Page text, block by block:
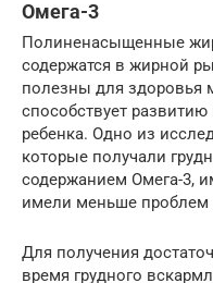
Омега-3
Полиненасыщенные
содержатся в жирной
полезны для здоровья
способствует
ребенка. Одно из
которые получали
содержанием Омега-3,
имели меньше проблем
Для получения
время грудного